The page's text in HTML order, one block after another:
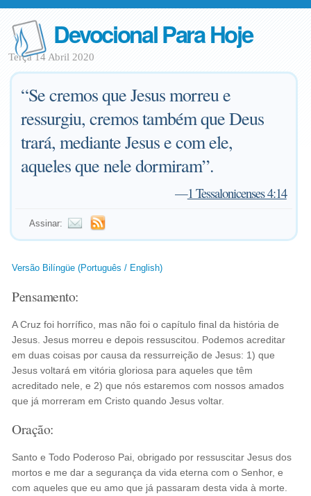
Devocional Para Hoje
Terça 14 Abril 2020
“Se cremos que Jesus morreu e
ressurgiu, cremos também que Deus
trará, mediante Jesus e com ele,
aqueles que nele dormiram”.
—1 Tessalonicenses 4:14
Assinar:
Versão Bilíngüe (Português / English)
Pensamento:
A Cruz foi horrífico, mas não foi o capítulo final da história de
Jesus. Jesus morreu e depois ressuscitou. Podemos acreditar
em duas coisas por causa da ressurreição de Jesus: 1) que
Jesus voltará em vitória gloriosa para aqueles que têm
acreditado nele, e 2) que nós estaremos com nossos amados
que já morreram em Cristo quando Jesus voltar.
Oração:
Santo e Todo Poderoso Pai, obrigado por ressuscitar Jesus dos
mortos e me dar a segurança da vida eterna com o Senhor, e
com aqueles que eu amo que já passaram desta vida à morte.